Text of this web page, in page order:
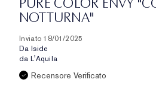
PURE COLOR ENVY
NOTTURNA"
Inviato 18/01/2025
Da Iside
da L'Aquila
Recensore Verificato